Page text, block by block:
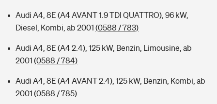
Audi A4, 8E (A4 AVANT 1.9 TDI QUATTRO), 96 kW,
Diesel, Kombi, ab 2001 (0588 / 783)
Audi A4, 8E (A4 2.4), 125 kW, Benzin, Limousine, ab
2001 (0588 / 784)
Audi A4, 8E (A4 AVANT 2.4), 125 kW, Benzin, Kombi, ab
2001 (0588 / 785)